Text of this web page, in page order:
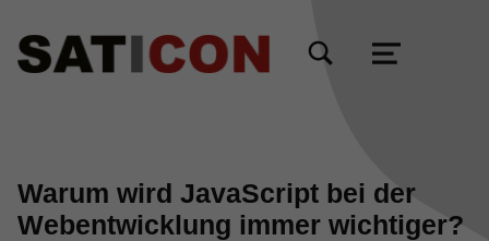
TOGGLE SEARCH FORM MODAL BOX
MENU
Warum wird JavaScript bei der
Webentwicklung immer wichtiger?